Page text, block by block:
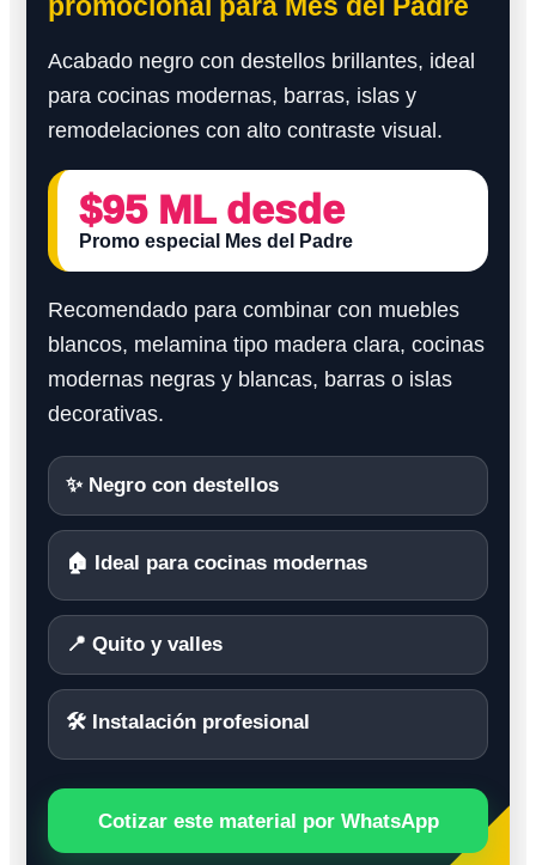
Acabado negro con destellos brillantes, ideal
para cocinas modernas, barras, islas y
remodelaciones con alto contraste visual.
$95 ML desde
Promo especial Mes del Padre
Recomendado para combinar con muebles
blancos, melamina tipo madera clara, cocinas
modernas negras y blancas, barras o islas
decorativas.
✨ Negro con destellos
🏠 Ideal para cocinas modernas
📍 Quito y valles
🛠️ Instalación profesional
Cotizar este material por WhatsApp